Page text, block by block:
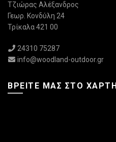
Τζιώρας Αλέξανδρος
Γεωρ. Κονδύλη 24
Τρίκαλα 421 00
24310 75287
info@woodland-outdoor.gr
ΒΡΕΊΤΕ ΜΑΣ ΣΤΟ ΧΆΡΤΗ